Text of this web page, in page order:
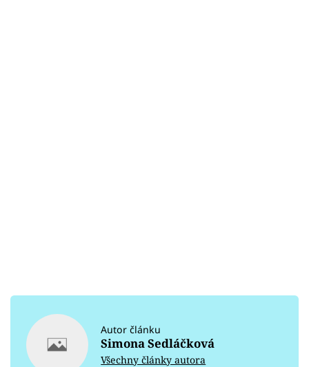
Autor článku
Simona Sedláčková
Všechny články autora